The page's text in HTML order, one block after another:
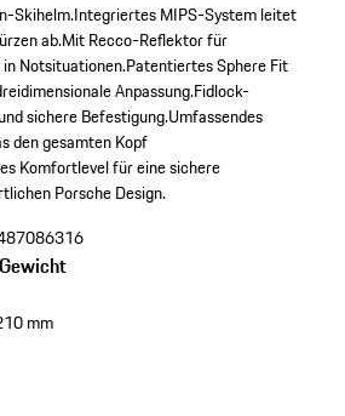
Skihelm.Integriertes MIPS-System leitet
ab.Mit Recco-Reflektor für
Notsituationen.Patentiertes Sphere Fit
Anpassung.Fidlock-
sichere Befestigung.Umfassendes
den gesamten Kopf
Komfortlevel für eine sichere
Porsche Design.
mm